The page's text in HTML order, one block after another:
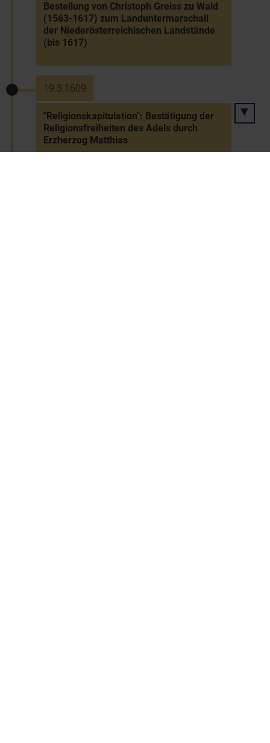
Bestellung von Christoph Greiss zu Wald
(1563-1617) zum Landuntermarschall
der Niederösterreichischen Landstände
(bis 1617)
19.3.1609
"Religionskapitulation": Bestätigung der
Religionsfreiheiten des Adels durch
Erzherzog Matthias